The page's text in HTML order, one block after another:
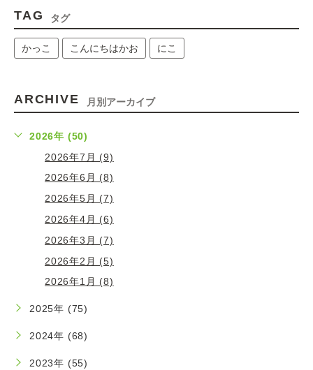
TAG タグ
かっこ こんにちはかお にこ
ARCHIVE 月別アーカイブ
2026年 (50)
2026年7月 (9)
2026年6月 (8)
2026年5月 (7)
2026年4月 (6)
2026年3月 (7)
2026年2月 (5)
2026年1月 (8)
2025年 (75)
2024年 (68)
2023年 (55)